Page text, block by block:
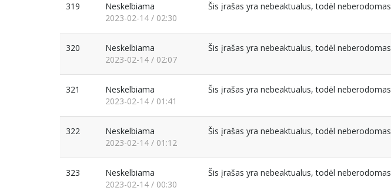
319
Neskelbiama
2023-02-14 / 02:30
Šis įrašas yra nebeaktualus, todėl neberodomas
320
Neskelbiama
2023-02-14 / 02:07
Šis įrašas yra nebeaktualus, todėl neberodomas
321
Neskelbiama
2023-02-14 / 01:41
Šis įrašas yra nebeaktualus, todėl neberodomas
322
Neskelbiama
2023-02-14 / 01:12
Šis įrašas yra nebeaktualus, todėl neberodomas
323
Neskelbiama
2023-02-14 / 00:30
Šis įrašas yra nebeaktualus, todėl neberodomas